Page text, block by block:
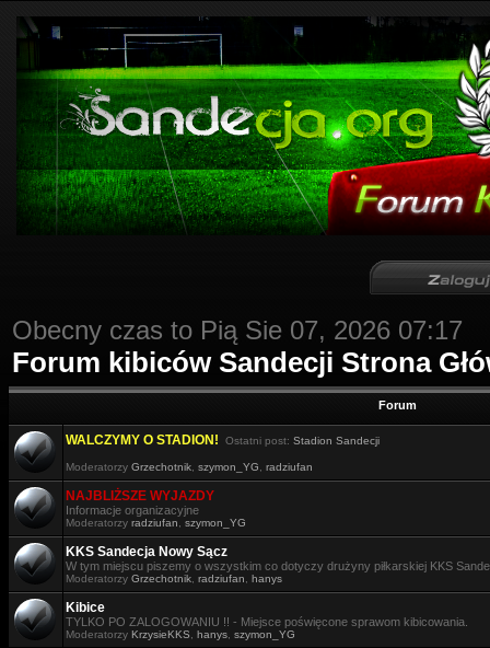
Obecny czas to Pią Sie 07, 2026 07:17
Forum kibiców Sandecji Strona
Forum
WALCZYMY O STADION! Ostatni post: Stadion Sandecji
Moderatorzy Grzechotnik szymon_YG radziufan
NAJBLIŻSZE WYJAZDY
Informacje organizacyjne
Moderatorzy radziufan szymon_YG
KKS Sandecja Nowy Sącz
W tym miejscu piszemy o wszystkim co dotyczy drużyny piłkarskiej KKS
Moderatorzy Grzechotnik radziufan hanys
Kibice
TYLKO PO ZALOGOWANIU !! - Miejsce poświęcone sprawom kibicowania.
Moderatorzy KrzysieKKS hanys szymon_YG